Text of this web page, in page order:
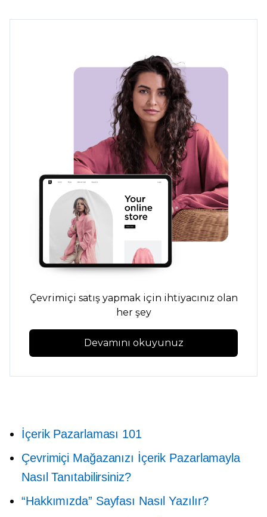
Çevrimiçi satış yapmak için ihtiyacınız olan
her şey
Devamını okuyunuz
İçerik Pazarlaması 101
Çevrimiçi Mağazanızı İçerik Pazarlamayla
Nasıl Tanıtabilirsiniz?
“Hakkımızda” Sayfası Nasıl Yazılır?